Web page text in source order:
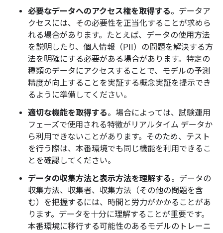
必要なデータへのアクセス権を取得する。データア
クセスには、その必要性を正当化することが求めら
れる場合があります。たとえば、データの使用方法
を説明したり、個人情報（PII）の問題を解決する方
法を明確にする必要がある場合があります。特定の
種類のデータにアクセスすることで、モデルの予測
精度が向上することを実証する概念実証を提示でき
るように準備してください。
適切な機能を取得する。場合によっては、試験運用
フェーズで使用される特徴がリアルタイム データか
ら利用できないことがあります。そのため、テスト
を行う際は、本番環境でも同じ機能を利用できるこ
とを確認してください。
データの収集方法と表示方法を理解する。データの
収集方法、収集者、収集方法（その他の問題を含
む）を把握するには、時間と労力がかかることがあ
ります。データを十分に理解することが重要です。
本番環境に移行する可能性のあるモデルのトレーニ